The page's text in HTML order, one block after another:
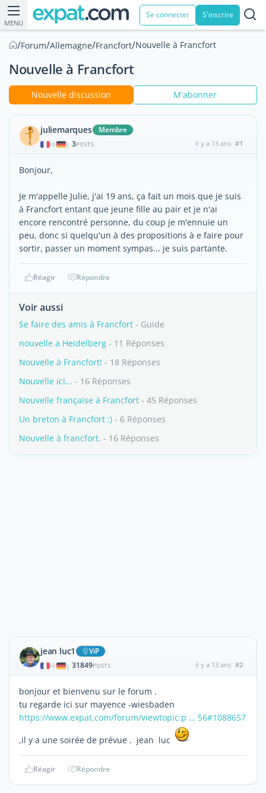
MENU
Se connecter S'inscrire
/Forum/Allemagne/Francfort/Nouvelle à Francfort
Nouvelle à Francfort
Nouvelle discussion M'abonner
juliemarques Membre
| 3POSTS il y a 13 ans #1
Bonjour,
Je m'appelle Julie, j'ai 19 ans, ça fait un mois que je suis
à Francfort entant que jeune fille au pair et je n'ai
encore rencontré personne, du coup je m'ennuie un
peu, donc si quelqu'un à des propositions à e faire pour
sortir, passer un moment sympas... je suis partante.
Réagir Répondre
Voir aussi
Se faire des amis à Francfort - Guide
nouvelle a Heidelberg - 11 Réponses
Nouvelle à Francfort! - 18 Réponses
Nouvelle ici... - 16 Réponses
Nouvelle française à Francfort - 45 Réponses
Un breton à Francfort :) - 6 Réponses
Nouvelle à francfort. - 16 Réponses
jean luc1 ViP
| 31849POSTS il y a 13 ans #2
bonjour et bienvenu sur le forum .
tu regarde ici sur mayence -wiesbaden
https://www.expat.com/forum/viewtopic.p … 56#1088657
,il y a une soirée de prévue . jean luc
Réagir Répondre